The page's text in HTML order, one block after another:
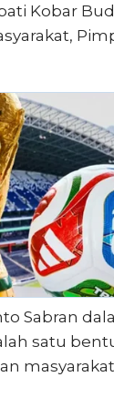
Kobar
Sabran
satu